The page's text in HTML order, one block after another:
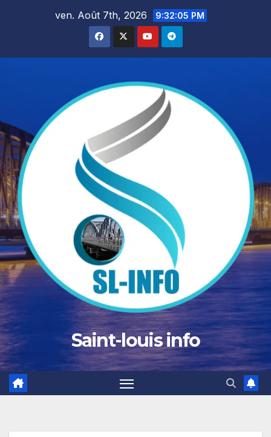
ven. Août 7th, 2026 9:32:06 PM
Saint-louis info